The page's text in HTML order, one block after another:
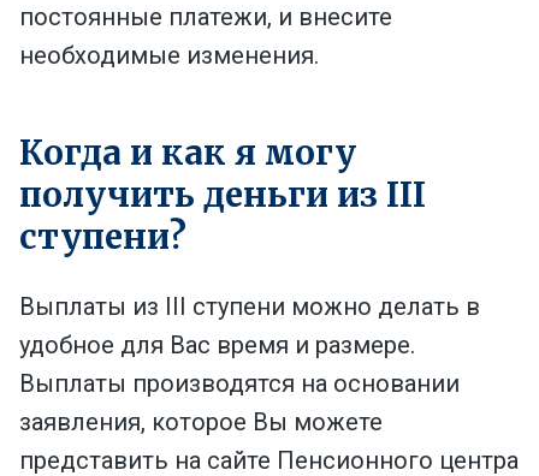
постоянные платежи, и внесите
необходимые изменения.
Когда и как я могу
получить деньги из III
ступени?
Выплаты из III ступени можно делать в
удобное для Вас время и размере.
Выплаты производятся на основании
заявления, которое Вы можете
представить на сайте Пенсионного центра